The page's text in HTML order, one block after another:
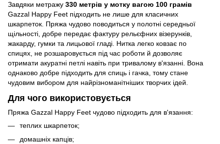
Завдяки метражу 330 метрів у мотку вагою 100 грамів
Gazzal Happy Feet підходить не лише для класичних
шкарпеток. Пряжа чудово поводиться у полотні середньої
щільності, добре передає фактуру рельєфних візерунків,
жакарду, гумки та лицьової гладі. Нитка легко ковзає по
спицях, не розшаровується під час роботи й дозволяє
отримати акуратні петлі навіть при тривалому в'язанні. Вона
однаково добре підходить для спиць і гачка, тому стане
чудовим вибором для найрізноманітніших творчих ідей.
Для чого використовується
Пряжа Gazzal Happy Feet чудово підходить для в'язання:
теплих шкарпеток;
домашніх капців;